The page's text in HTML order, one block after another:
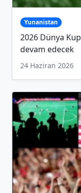
Yunanistan
2026 Dünya
devam edecek
24 Haziran 2026